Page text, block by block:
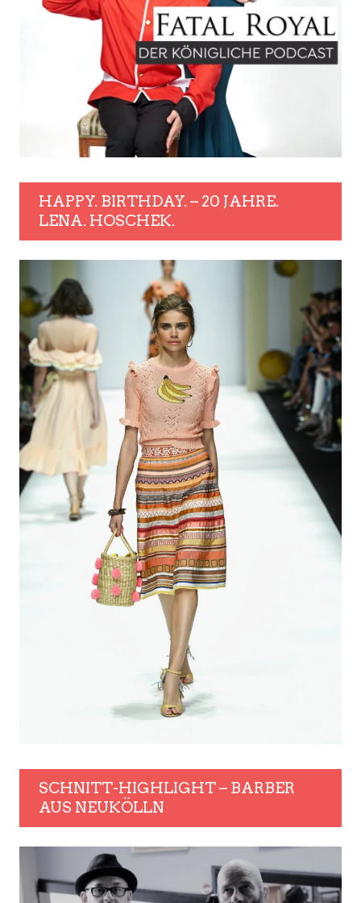
HAPPY. BIRTHDAY. – 20 JAHRE.
LENA. HOSCHEK.
SCHNITT-HIGHLIGHT – BARBER
AUS NEUKÖLLN